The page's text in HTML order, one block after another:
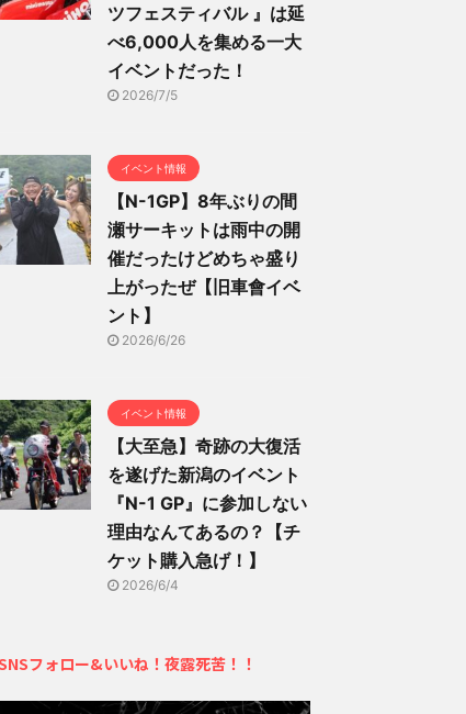
ツフェスティバル 』は延
べ6,000人を集める一大
イベントだった！
2026/7/5
イベント情報
【N-1GP】8年ぶりの間
瀬サーキットは雨中の開
催だったけどめちゃ盛り
上がったぜ【旧車會イベ
ント】
2026/6/26
イベント情報
【大至急】奇跡の大復活
を遂げた新潟のイベント
『N-1 GP』に参加しない
理由なんてあるの？【チ
ケット購入急げ！】
2026/6/4
フォロー&いいね！夜露死苦！！